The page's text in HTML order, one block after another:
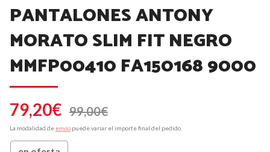
PANTALONES ANTONY
MORATO SLIM FIT NEGRO
MMFP00410 FA150168 9000
79,20€ 99,00€
La modalidad de envío puede variar el importe final del pedido.